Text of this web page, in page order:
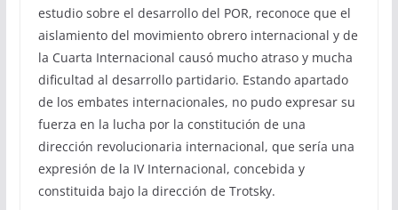
estudio sobre el desarrollo del POR, reconoce que el
aislamiento del movimiento obrero internacional y de
la Cuarta Internacional causó mucho atraso y mucha
dificultad al desarrollo partidario. Estando apartado
de los embates internacionales, no pudo expresar su
fuerza en la lucha por la constitución de una
dirección revolucionaria internacional, que sería una
expresión de la IV Internacional, concebida y
constituida bajo la dirección de Trotsky.